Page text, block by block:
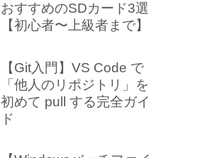
おすすめのSDカード3選
【初心者〜上級者まで】
【Git入門】VS Code で
「他人のリポジトリ」を
初めて pull する完全ガイ
ド